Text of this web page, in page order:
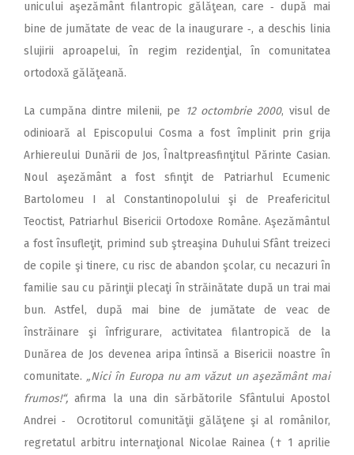
unicului aşezământ filantropic gălăţean, care ‑ după mai
bine de jumătate de veac de la inaugura­­re ‑, a deschis linia
slujirii aproapelui, în regim rezidenţial, în comunitatea
ortodoxă gălăţeană.
La cumpăna dintre milenii, pe 12 octombrie 2000, visul de
odinioară al Episcopului Cosma a fost împlinit prin grija
Arhiereului Dunării de Jos, Înaltpreasfinţitul Părinte Casian.
Noul aşezământ a fost sfinţit de Patriarhul Ecumenic
Bartolomeu I al Constantinopolului şi de Preafericitul
Teoctist, Patriarhul Bisericii Ortodoxe Române. Aşezământul
a fost însufleţit, primind sub ştreaşina Duhului Sfânt treizeci
de copile şi tinere, cu risc de abandon şcolar, cu necazuri în
familie sau cu părinţii plecaţi în străinătate după un trai mai
bun. Astfel, după mai bine de jumătate de veac de
înstrăinare şi înfrigurare, activitatea filantropică de la
Dunărea de Jos devenea aripa întinsă a Bisericii noastre în
comunitate. „Nici în Europa nu am văzut un aşezământ mai
frumos!“, afirma la una din sărbătorile Sfântului Apostol
Andrei ‑ Ocrotitorul comunităţii gălăţene şi al românilor,
regretatul arbitru internaţional Nicolae Rainea († 1 aprilie